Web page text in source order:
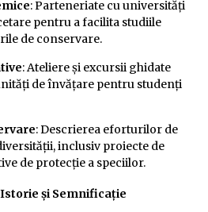
: Parteneriate cu universități
pentru a facilita studiile
de conservare.
: Ateliere și excursii ghidate
de învățare pentru studenți
: Descrierea eforturilor de
inclusiv proiecte de
de protecție a speciilor.
și Semnificație